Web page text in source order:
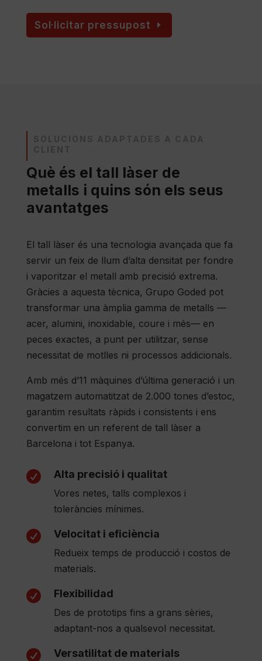
Sol·licitar pressupost
Què és el tall làser de
metalls i quins són els seus
avantatges
El tall làser és una tecnologia avançada que fa
servir un feix de llum d’alta densitat per fondre
i vaporitzar el metall amb precisió extrema.
Gràcies a aquesta tècnica, Grupo Goded pot
transformar una àmplia gamma de metalls —
acer, alumini, inoxidable, coure i més— en
peces exactes, a punt per utilitzar, sense
necessitat de motlles ni processos addicionals.
Amb més d’11 màquines d’última generació i un
magatzem automatitzat de 2.000 tones d’estoc,
garantim resultats ràpids i consistents i ens
convertim en un referent de tall làser a
Barcelona i tot Espanya.
 Alta precisió i qualitat
Vores netes, talls complexos i
toleràncies mínimes.
 Velocitat i eficiència
Redueix temps de producció i costos de
materials.
 Flexibilidad
Des de prototips fins a grans sèries,
adaptant-nos a qualsevol necessitat.
 Versatilitat de materials